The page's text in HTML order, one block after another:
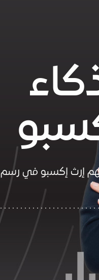
إرث إكسبو في رسم